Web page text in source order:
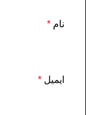
نام *
ایمیل *